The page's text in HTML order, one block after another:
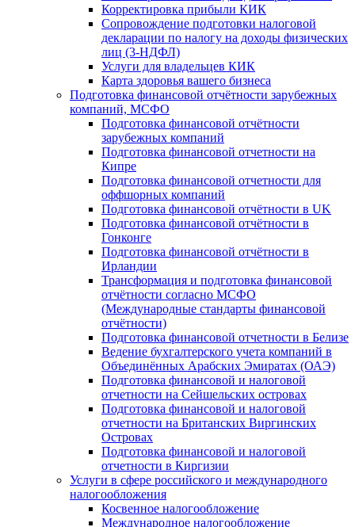
Корректировка прибыли КИК
Сопровождение подготовки налоговой
декларации по налогу на доходы физических
лиц (3-НДФЛ)
Услуги для владельцев КИК
Карта здоровья вашего бизнеса
Подготовка финансовой отчётности зарубежных
компаний, МСФО
Подготовка финансовой отчётности
зарубежных компаний
Подготовка финансовой отчетности на
Кипре
Подготовка финансовой отчетности для
оффшорных компаний
Подготовка финансовой отчётности в UK
Подготовка финансовой отчётности в
Гонконге
Подготовка финансовой отчётности в
Ирландии
Трансформация и подготовка финансовой
отчётности согласно МСФО
(Международные стандарты финансовой
отчётности)
Подготовка финансовой отчетности в Белизе
Ведение бухгалтерского учета компаний в
Объединённых Арабских Эмиратах (ОАЭ)
Подготовка финансовой и налоговой
отчетности на Сейшельских островах
Подготовка финансовой и налоговой
отчетности на Британских Виргинских
Островах
Подготовка финансовой и налоговой
отчетности в Киргизии
Услуги в сфере российского и международного
налогообложения
Косвенное налогообложение
Международное налогообложение